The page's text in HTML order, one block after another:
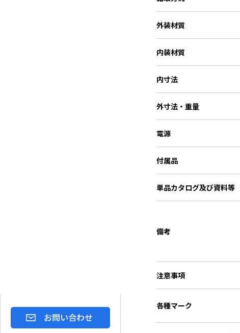
外装材質
内装材質
内寸法
外寸法・重量
電源
付属品
単品カタログ及び資料等
備考
注意事項
各種マーク
お問い合わせ